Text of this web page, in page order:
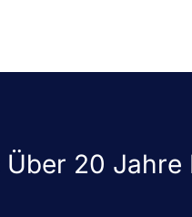
Über 20 Jahre